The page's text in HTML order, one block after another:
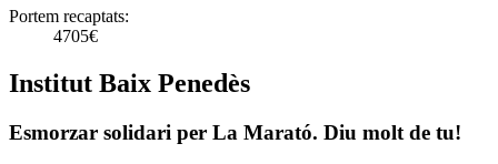
Portem recaptats:
4705€
Institut Baix Penedès
Esmorzar solidari per La Marató. Diu molt de tu!